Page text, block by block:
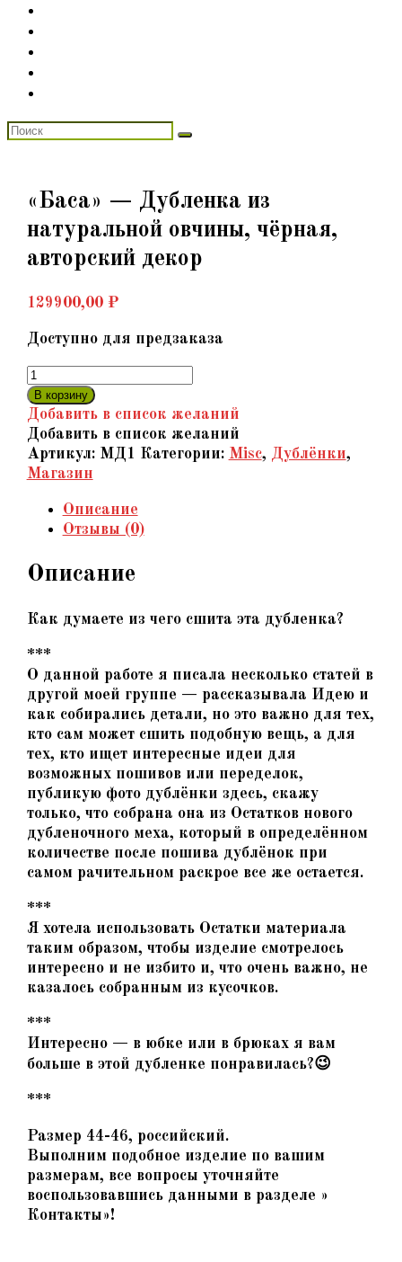
«Баса» — Дубленка из
натуральной овчины, чёрная,
авторский декор
129900,00 ₽
Доступно для предзаказа
Количество
товара
«Баса»
-
Дубленка
из
овчины,
чёрная,
декор
В корзину
Добавить в список желаний
Добавить в список желаний
Артикул: МД1 Категории: Misc, Дублёнки,
Магазин
Описание
Отзывы (0)
Описание
Как думаете из чего сшита эта дубленка?
***
О данной работе я писала несколько статей в
другой моей группе — рассказывала Идею и
как собирались детали, но это важно для тех,
кто сам может сшить подобную вещь, а для
тех, кто ищет интересные идеи для
возможных пошивов или переделок,
публикую фото дублёнки здесь, скажу
только, что собрана она из Остатков нового
дубленочного меха, который в определённом
количестве после пошива дублёнок при
самом рачительном раскрое все же остается.
***
Я хотела использовать Остатки материала
таким образом, чтобы изделие смотрелось
интересно и не избито и, что очень важно, не
казалось собранным из кусочков.
***
Интересно — в юбке или в брюках я вам
больше в этой дубленке понравилась?😉
***
Размер 44-46, российский.
Выполним подобное изделие по вашим
размерам, все вопросы уточняйте
воспользовавшись данными в разделе »
Контакты»!